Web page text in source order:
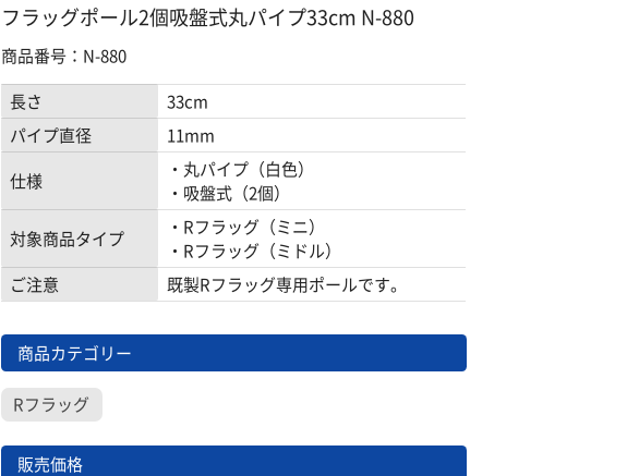
フラッグポール2個吸盤式丸パイプ33cm N-880
商品番号：N-880
長さ
33cm
パイプ直径
11mm
仕様
・丸パイプ（白色）
・吸盤式（2個）
対象商品タイプ
・Rフラッグ（ミニ）
・Rフラッグ（ミドル）
ご注意
既製Rフラッグ専用ポールです。
商品カテゴリー
Rフラッグ
販売価格